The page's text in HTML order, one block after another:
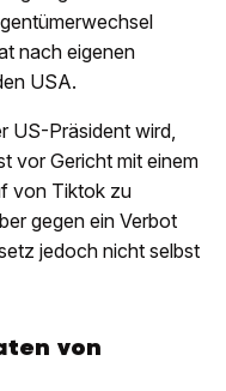
nach eigenen
USA.
US-Präsident wird,
vor Gericht mit einem
von Tiktok zu
gegen ein Verbot
jedoch nicht selbst
von